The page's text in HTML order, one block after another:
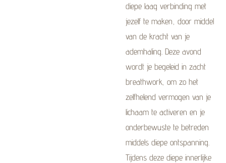
diepe laag verbinding met
jezelf te maken, door middel
van de kracht van je
ademhaling. Deze avond
wordt je begeleid in zacht
breathwork, om zo het
zelfhelend vermogen van je
lichaam te activeren en je
onderbewuste te betreden
middels diepe ontspanning.
Tijdens deze diepe innerlijke